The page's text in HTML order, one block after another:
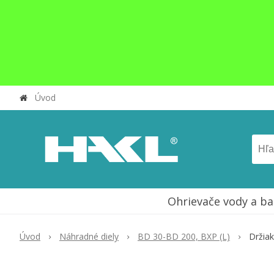
Úvod
Ohrievače vody a
Úvod Náhradné diely BD 30-BD 200, BXP (L)